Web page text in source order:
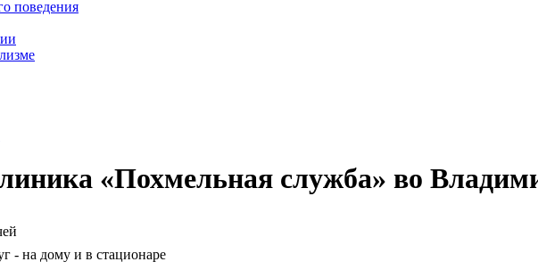
поведения
«Похмельная служба» во
- на дому и в стационаре